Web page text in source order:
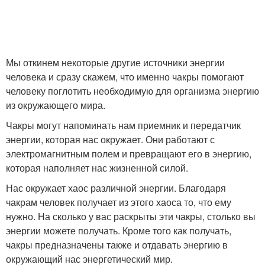
Мы откинем некоторые другие источники энергии
человека и сразу скажем, что именно чакры помогают
человеку поглотить необходимую для организма энергию
из окружающего мира.
Чакры могут напоминать нам приемник и передатчик
энергии, которая нас окружает. Они работают с
электромагнитным полем и превращают его в энергию,
которая наполняет нас жизненной силой.
Нас окружает хаос различной энергии. Благодаря
чакрам человек получает из этого хаоса то, что ему
нужно. На сколько у вас раскрыты эти чакры, столько вы
энергии можете получать. Кроме того как получать,
чакры предназначены также и отдавать энергию в
окружающий нас энергетический мир.